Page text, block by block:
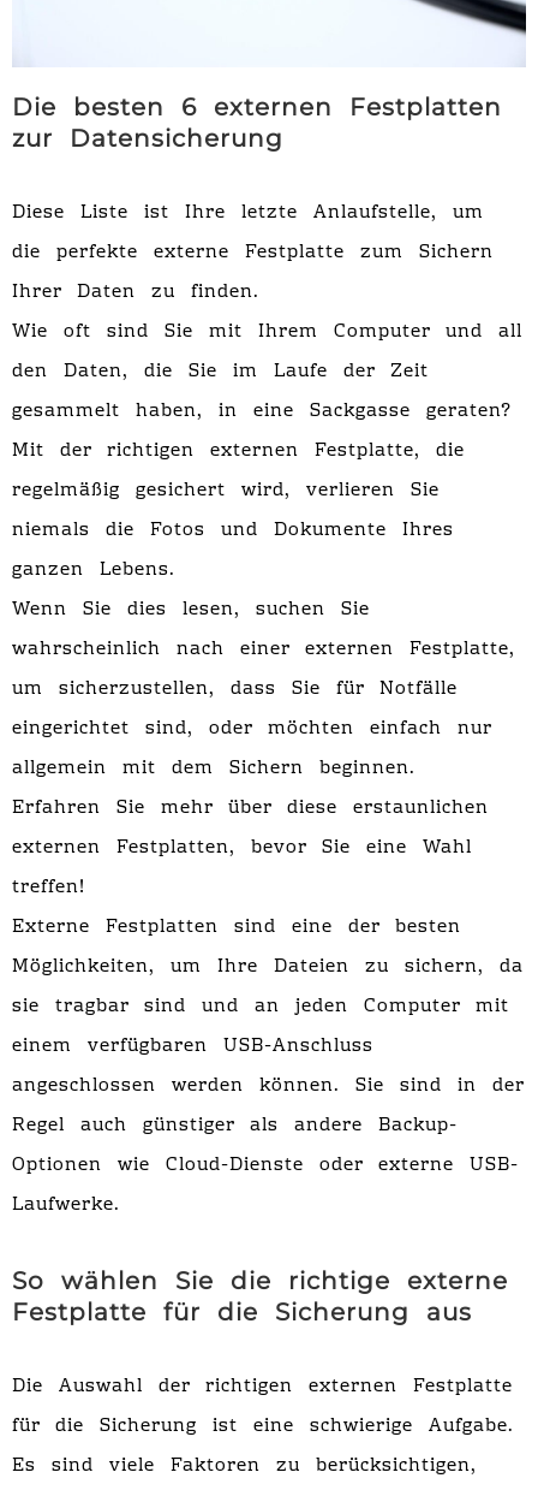
Die besten 6 externen Festplatten
zur Datensicherung
Diese Liste ist Ihre letzte Anlaufstelle, um
die perfekte externe Festplatte zum Sichern
Ihrer Daten zu finden.
Wie oft sind Sie mit Ihrem Computer und all
den Daten, die Sie im Laufe der Zeit
gesammelt haben, in eine Sackgasse geraten?
Mit der richtigen externen Festplatte, die
regelmäßig gesichert wird, verlieren Sie
niemals die Fotos und Dokumente Ihres
ganzen Lebens.
Wenn Sie dies lesen, suchen Sie
wahrscheinlich nach einer externen Festplatte,
um sicherzustellen, dass Sie für Notfälle
eingerichtet sind, oder möchten einfach nur
allgemein mit dem Sichern beginnen.
Erfahren Sie mehr über diese erstaunlichen
externen Festplatten, bevor Sie eine Wahl
treffen!
Externe Festplatten sind eine der besten
Möglichkeiten, um Ihre Dateien zu sichern, da
sie tragbar sind und an jeden Computer mit
einem verfügbaren USB-Anschluss
angeschlossen werden können. Sie sind in der
Regel auch günstiger als andere Backup-
Optionen wie Cloud-Dienste oder externe USB-
Laufwerke.
So wählen Sie die richtige externe
Festplatte für die Sicherung aus
Die Auswahl der richtigen externen Festplatte
für die Sicherung ist eine schwierige Aufgabe.
Es sind viele Faktoren zu berücksichtigen,